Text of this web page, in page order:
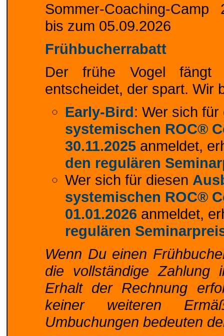
Sommer-Coaching-Camp
bis zum 05.09.2026
Frühbucherrabatt
Der frühe Vogel fängt
entscheidet, der spart. Wir
Early-Bird: Wer sich
systemischen ROC®
30.11.2025 anmeldet,
den regulären
Wer sich für diesen
systemischen ROC®
01.01.2026 anmeldet,
regulären
Wenn Du einen
die vollständige Zahlung
Erhalt der Rechnung
keiner weiteren
Umbuchungen bedeuten